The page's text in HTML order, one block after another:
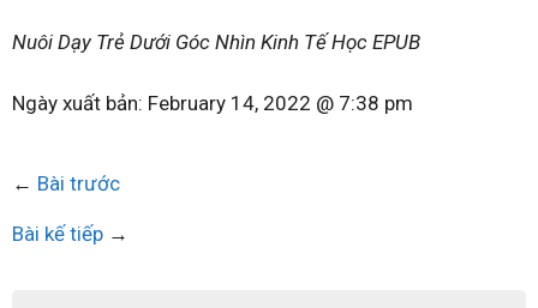
Nuôi Dạy Trẻ Dưới Góc Nhìn Kinh Tế Học EPUB
Ngày xuất bản: February 14, 2022 @ 7:38 pm
← Bài trước
Bài kế tiếp →